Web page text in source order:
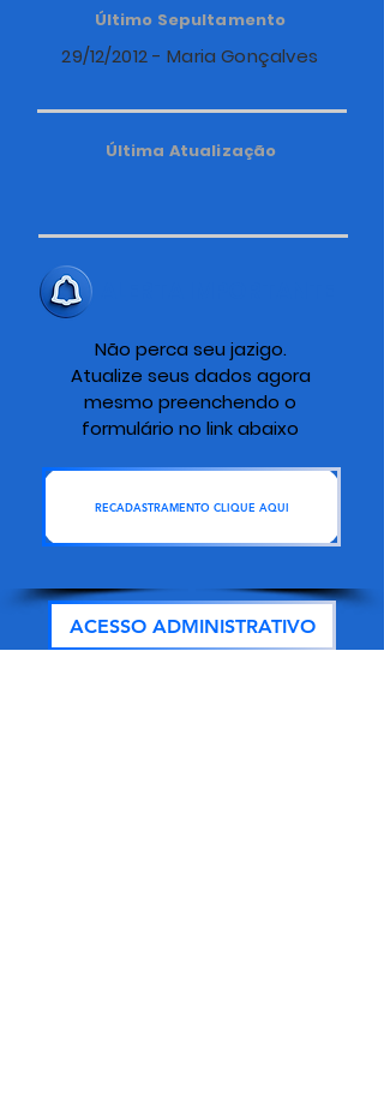
Último Sepultamento
29/12/2012 - Maria Gonçalves
Última Atualização
Não perca seu jazigo.
Atualize seus dados agora
mesmo preenchendo o
formulário no link abaixo
RECADASTRAMENTO CLIQUE AQUI
ACESSO ADMINISTRATIVO